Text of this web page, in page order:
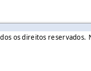
os direitos reservados.